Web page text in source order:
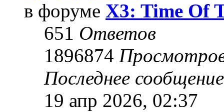
в форуме X3: Time Of
651 Ответов
1896874
Последнее
19 апр 2026, 02:37